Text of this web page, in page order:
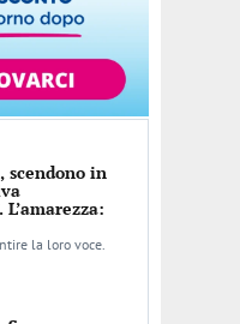
scendono in
la loro voce.